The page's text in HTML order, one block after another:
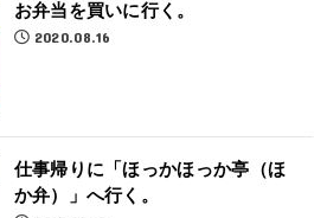
お弁当を買いに行く。
2020.08.16
仕事帰りに「ほっかほっか亭（ほ
か弁）」へ行く。